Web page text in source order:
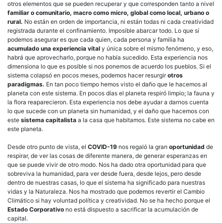
otros elementos que se pueden recuperar y que corresponden tanto a nivel
familiar o comunitario, macro como micro, global como local, urbano o
rural. No están en orden de importancia, ni están todas ni cada creatividad
registrada durante el confinamiento. Imposible abarcar todo. Lo que sí
podemos asegurar es que cada quien, cada persona y familia ha
acumulado una experiencia vital y única sobre el mismo fenómeno, y eso,
habrá que aprovecharlo, porque no había sucedido. Esta experiencia nos
dimensiona lo que es posible si nos ponemos de acuerdo los pueblos. Si el
sistema colapsó en pocos meses, podemos hacer resurgirotros
paradigmas. En tan poco tiempo hemos visto el daño que le hacemos al
planeta con este sistema. En pocos días el planeta respiró limpio; la fauna y
la flora reaparecieron. Esta experiencia nos debe ayudar a darnos cuenta
lo que sucede con un planeta sin humanidad, y el daño que hacemos con
este sistema capitalista a la casa que habitamos. Este sistema no cabe en
este planeta.
Desde otro punto de vista, el COVID-19 nos regaló la gran oportunidad de
respirar, de ver las cosas de diferente manera, de generar esperanzas en
que se puede vivir de otro modo. Nos ha dado otra oportunidad para que
sobreviva la humanidad, para ver desde fuera, desde lejos, pero desde
dentro de nuestras casas, lo que el sistema ha significado para nuestras
vidas y la Naturaleza. Nos ha mostrado que podemos revertir el Cambio
Climático si hay voluntad política y creatividad. No se ha hecho porque el
Estado Corporativo no está dispuesto a sacrificar la acumulación de
capital.